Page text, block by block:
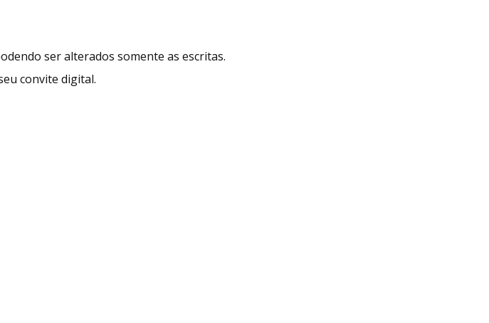
ser alterados somente as escritas.
convite digital.